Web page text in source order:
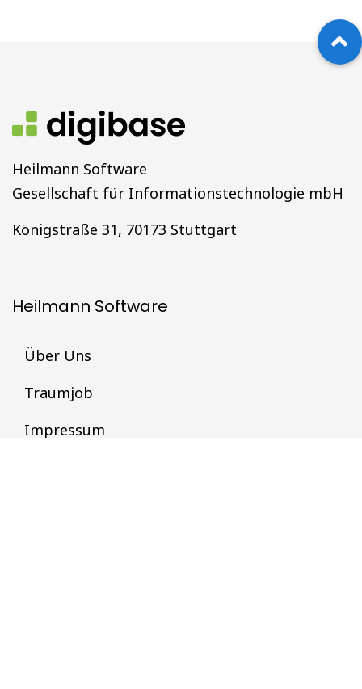
Heilmann Software
Gesellschaft für Informationstechnologie mbH
Königstraße 31, 70173 Stuttgart
Heilmann Software
Über Uns
Traumjob
Impressum